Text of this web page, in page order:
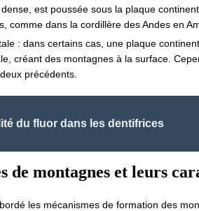
est poussée sous la plaque
comme dans la cordillère des Andes en
: dans certains cas, une plaque
créant des montagnes à la surface.
précédents.
du fluor dans les dentifrices
de montagnes et leurs
les mécanismes de formation des